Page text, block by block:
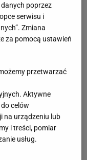
poprzez
serwisu i
Zmiana
za pomocą ustawień
przetwarzać
Aktywne
celów
na urządzeniu lub
i treści, pomiar
usług.